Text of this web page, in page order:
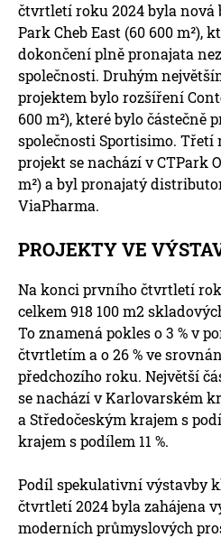
čtvrtletí roku 2024 byla nová
Park Cheb East (60 600 m²),
dokončení plně pronajata
společnosti. Druhým
projektem bylo rozšíření
600 m²), které bylo částečně
společnosti Sportisimo. Třetí
projekt se nachází v CTPark
m²) a byl pronajatý
ViaPharma.
PROJEKTY VE
Na konci prvního čtvrtletí
celkem 918 100 m2
To znamená pokles o 3 % v
čtvrtletím a o 26 % ve
předchozího roku. Největší
se nachází v Karlovarském
a Středočeským krajem s
krajem s podílem 11 %.
Podíl spekulativní výstavby
čtvrtletí 2024 byla zahájena
moderních průmyslových